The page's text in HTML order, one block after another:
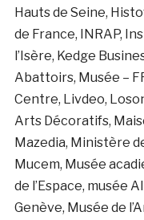
Hauts de Seine,
de France, INRAP,
l’Isère, Kedge
Abattoirs, Musée –
Centre, Livdeo,
Arts Décoratifs,
Mazedia, Ministère
Mucem, Musée
de l’Espace, musée
Genève, Musée de